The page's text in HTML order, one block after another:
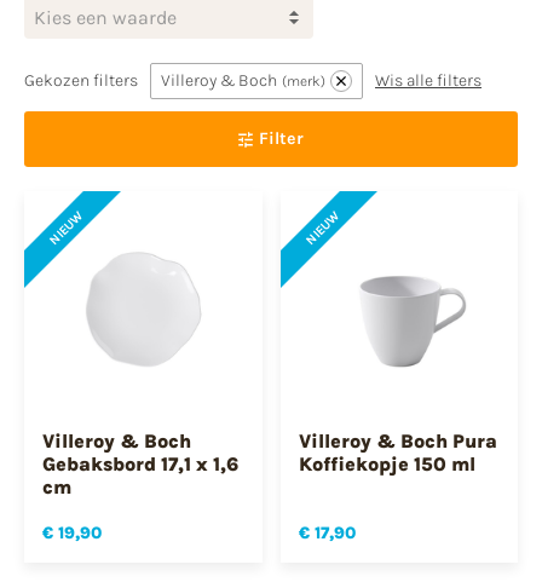
Kies een waarde
Gekozen filters Villeroy & Boch merk Wis alle filters
Filter
NIEUW
Villeroy & Boch
Gebaksbord 17,1 x 1,6
cm
€ 19,90
NIEUW
Villeroy & Boch Pura
Koffiekopje 150 ml
€ 17,90